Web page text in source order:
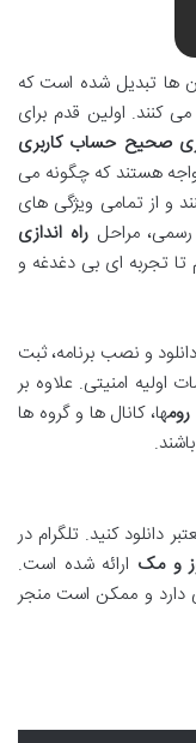
ها تبدیل شده است که
کنند. اولین قدم برای
صحیح حساب کاربری
هستند که چگونه می
و از تمامی ویژگی های
رسمی، مراحلراه اندازی
تجربه ای بی دغدغه و
و نصب برنامه، ثبت
اولیه امنیتی. علاوه بر
ها، کانال ها و گروه ها
دانلود کنید. تلگرام در
ارائه شده است.
دارد و ممکن است منجر